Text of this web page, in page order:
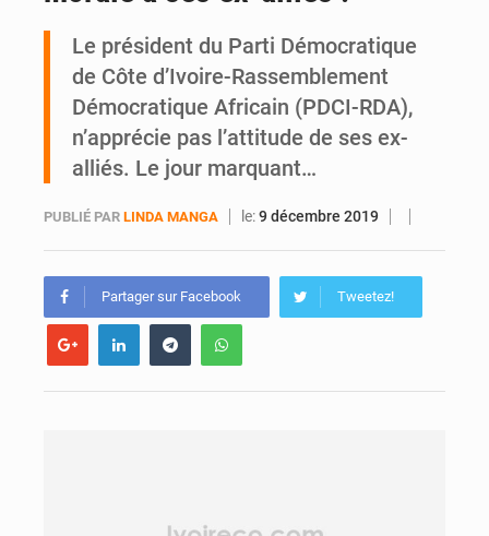
An 66 de l’Indépendance : l’intégralité du message à la Nation du président Alassane Ouattara
Le président du Parti Démocratique
de Côte d’Ivoire-Rassemblement
Démocratique Africain (PDCI-RDA),
n’apprécie pas l’attitude de ses ex-
alliés. Le jour marquant…
PUBLIÉ PAR LINDA MANGA le:9 décembre 2019
Partager sur Facebook Tweetez!